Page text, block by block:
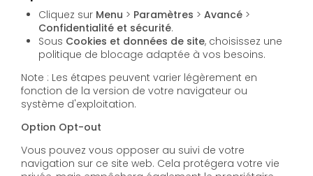
Cliquez sur Menu > Paramètres >Avancé >
Confidentialité et sécurité.
Sous Cookies et données de site, choisissez une
politique de blocage adaptée à vos besoins.
Note : Les étapes peuvent varier légèrement en
fonction de la version de votre navigateur ou
système d'exploitation.
Option Opt-out
Vous pouvez vous opposer au suivi de votre
navigation sur ce site web. Cela protégera votre vie